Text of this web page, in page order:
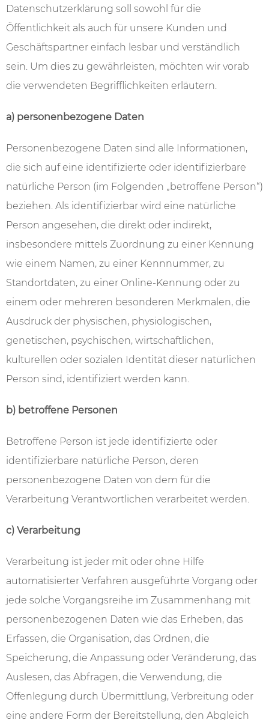
--
Datenschutzerklärung soll sowohl für die
Öffentlichkeit als auch für unsere Kunden und
Geschäftspartner einfach lesbar und verständlich
sein. Um dies zu gewährleisten, möchten wir vorab
die verwendeten Begrifflichkeiten erläutern.
a) personenbezogene Daten
Personenbezogene Daten sind alle Informationen,
die sich auf eine identifizierte oder identifizierbare
natürliche Person (im Folgenden „betroffene Person“)
beziehen. Als identifizierbar wird eine natürliche
Person angesehen, die direkt oder indirekt,
insbesondere mittels Zuordnung zu einer Kennung
wie einem Namen, zu einer Kennnummer, zu
Standortdaten, zu einer Online-Kennung oder zu
einem oder mehreren besonderen Merkmalen, die
Ausdruck der physischen, physiologischen,
genetischen, psychischen, wirtschaftlichen,
kulturellen oder sozialen Identität dieser natürlichen
Person sind, identifiziert werden kann.
b) betroffene Personen
Betroffene Person ist jede identifizierte oder
identifizierbare natürliche Person, deren
personenbezogene Daten von dem für die
Verarbeitung Verantwortlichen verarbeitet werden.
c) Verarbeitung
Verarbeitung ist jeder mit oder ohne Hilfe
automatisierter Verfahren ausgeführte Vorgang oder
jede solche Vorgangsreihe im Zusammenhang mit
personenbezogenen Daten wie das Erheben, das
Erfassen, die Organisation, das Ordnen, die
Speicherung, die Anpassung oder Veränderung, das
Auslesen, das Abfragen, die Verwendung, die
Offenlegung durch Übermittlung, Verbreitung oder
eine andere Form der Bereitstellung, den Abgleich